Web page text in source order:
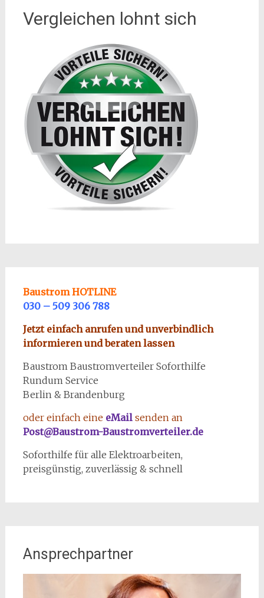
Vergleichen lohnt sich
Baustrom HOTLINE
030 – 509 306 788
Jetzt einfach anrufen und unverbindlich
informieren und beraten lassen
Baustrom Baustromverteiler Soforthilfe
Rundum Service
Berlin & Brandenburg
oder einfach eine eMailsenden an
Post@Baustrom-Baustromverteiler.de
Soforthilfe für alle Elektroarbeiten,
preisgünstig, zuverlässig & schnell
Ansprechpartner